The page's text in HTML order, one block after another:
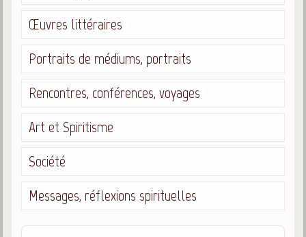
Œuvres littéraires
Portraits de médiums, portraits
Rencontres, conférences, voyages
Art et Spiritisme
Société
Messages, réflexions spirituelles